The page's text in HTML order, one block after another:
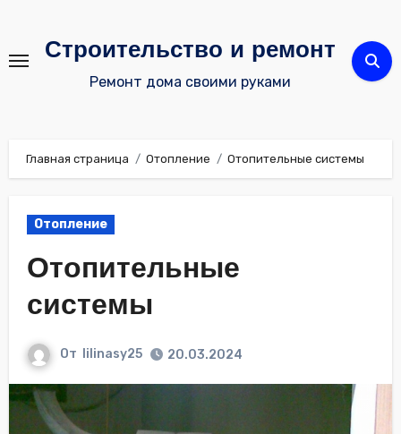
содержимому
Строительство и ремонт
Ремонт дома своими руками
Главная страница Отопление Отопительные системы
Отопление
Отопительные
системы
От lilinasy25 20.03.2024